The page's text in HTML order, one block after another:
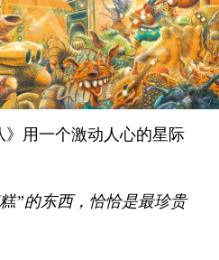
》用一个激动人心的星际
”的东西，恰恰是最珍贵